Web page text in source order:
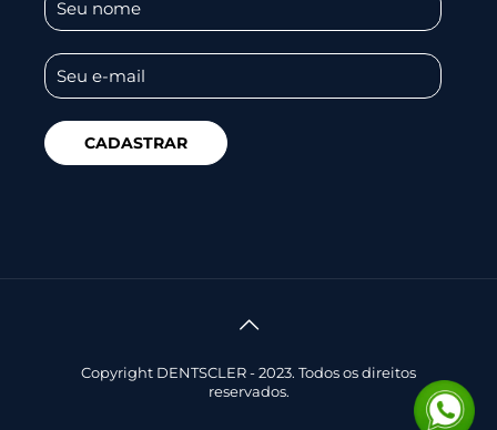
Copyright DENTSCLER - 2023. Todos os direitos
reservados.